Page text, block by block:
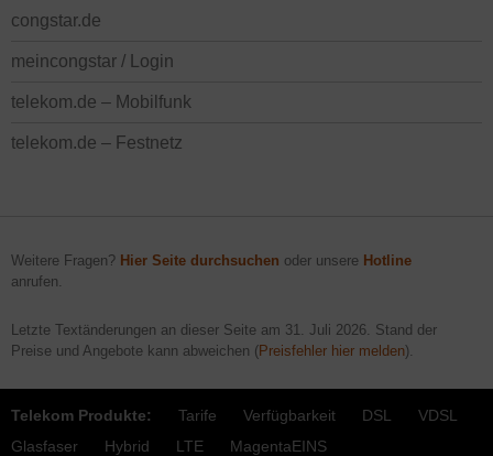
congstar.de
meincongstar / Login
telekom.de – Mobilfunk
telekom.de – Festnetz
Weitere Fragen? Hier Seite durchsuchen oder unsere Hotline
anrufen.
Letzte Textänderungen an dieser Seite am 31. Juli 2026 . Stand der
Preise und Angebote kann abweichen (Preisfehler hier melden).
Telekom Produkte: Tarife Verfügbarkeit DSL
VDSL
Glasfaser
Hybrid LTE MagentaEINS